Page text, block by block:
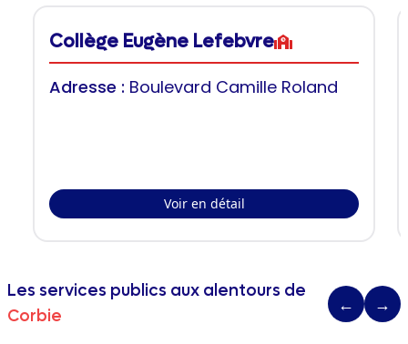
Collège Eugène Lefebvre
Adresse : Boulevard Camille Roland
Voir en détail
Les services publics aux alentours de
Corbie
← →